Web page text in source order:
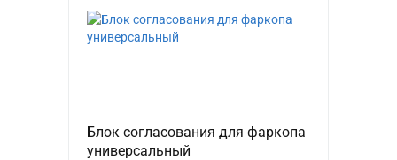
Блок согласования для фаркопа
универсальный